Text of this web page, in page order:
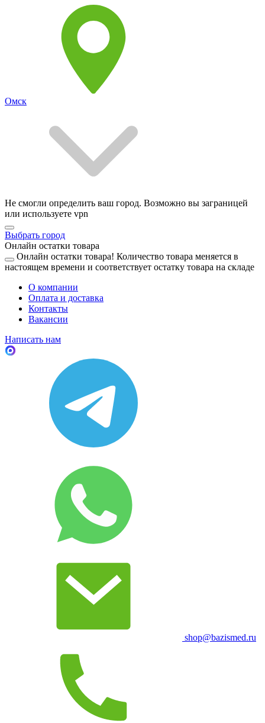
Омск
Не смогли определить ваш город. Возможно вы заграницей
или используете vpn
Выбрать город
Онлайн остатки товара
Онлайн остатки товара! Количество товара меняется в
настоящем времени и соответствует остатку товара на складе
О компании
Оплата и доставка
Контакты
Вакансии
Написать нам
shop@bazismed.ru